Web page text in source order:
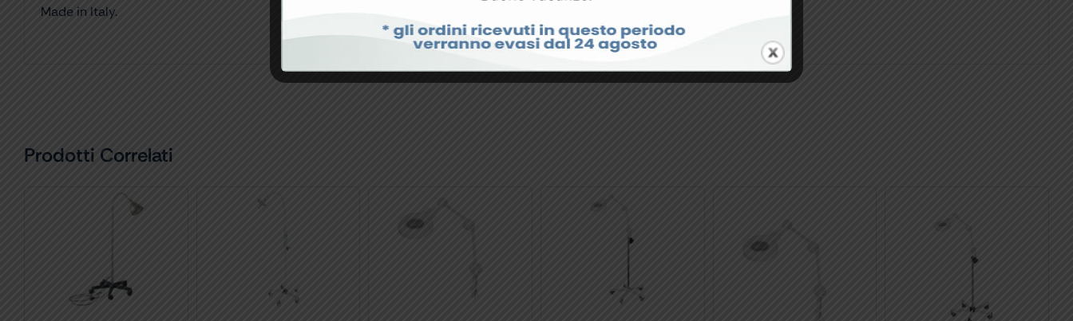
Made in Italy.
Prodotti Correlati